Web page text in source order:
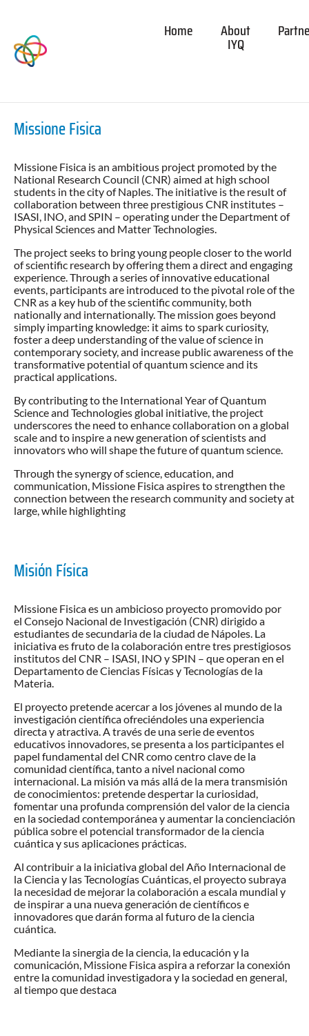
Home About
IYQ
Missione Fisica
Missione Fisica is an ambitious project promoted by the
National Research Council (CNR) aimed at high school
students in the city of Naples. The initiative is the result of
collaboration between three prestigious CNR institutes –
ISASI, INO, and SPIN – operating under the Department of
Physical Sciences and Matter Technologies.
The project seeks to bring young people closer to the world
of scientific research by offering them a direct and engaging
experience. Through a series of innovative educational
events, participants are introduced to the pivotal role of the
CNR as a key hub of the scientific community, both
nationally and internationally. The mission goes beyond
simply imparting knowledge: it aims to spark curiosity,
foster a deep understanding of the value of science in
contemporary society, and increase public awareness of the
transformative potential of quantum science and its
practical applications.
By contributing to the International Year of Quantum
Science and Technologies global initiative, the project
underscores the need to enhance collaboration on a global
scale and to inspire a new generation of scientists and
innovators who will shape the future of quantum science.
Through the synergy of science, education, and
communication, Missione Fisica aspires to strengthen the
connection between the research community and society at
large, while highlighting
Misión Física
Missione Fisica es un ambicioso proyecto promovido por
el Consejo Nacional de Investigación (CNR) dirigido a
estudiantes de secundaria de la ciudad de Nápoles. La
iniciativa es fruto de la colaboración entre tres prestigiosos
institutos del CNR – ISASI, INO y SPIN – que operan en el
Departamento de Ciencias Físicas y Tecnologías de la
Materia.
El proyecto pretende acercar a los jóvenes al mundo de la
investigación científica ofreciéndoles una experiencia
directa y atractiva. A través de una serie de eventos
educativos innovadores, se presenta a los participantes el
papel fundamental del CNR como centro clave de la
comunidad científica, tanto a nivel nacional como
internacional. La misión va más allá de la mera transmisión
de conocimientos: pretende despertar la curiosidad,
fomentar una profunda comprensión del valor de la ciencia
en la sociedad contemporánea y aumentar la concienciación
pública sobre el potencial transformador de la ciencia
cuántica y sus aplicaciones prácticas.
Al contribuir a la iniciativa global del Año Internacional de
la Ciencia y las Tecnologías Cuánticas, el proyecto subraya
la necesidad de mejorar la colaboración a escala mundial y
de inspirar a una nueva generación de científicos e
innovadores que darán forma al futuro de la ciencia
cuántica.
Mediante la sinergia de la ciencia, la educación y la
comunicación, Missione Fisica aspira a reforzar la conexión
entre la comunidad investigadora y la sociedad en general,
al tiempo que destaca